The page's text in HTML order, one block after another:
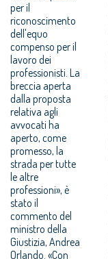
per il
riconoscimento
dell'equo
compenso per il
lavoro dei
professionisti. La
breccia aperta
dalla proposta
relativa agli
avvocati ha
aperto, come
promesso, la
strada per tutte
le altre
professioni», è
stato il
commento del
ministro della
Giustizia, Andrea
Orlando. «Con